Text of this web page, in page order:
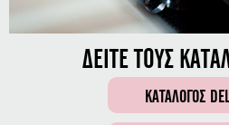
ΔΕΙΤΕ ΤΟΥΣ
ΚΑΤΑΛΟΓΟΣ